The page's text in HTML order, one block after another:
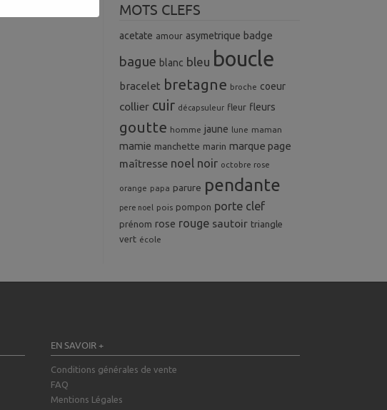
MOTS CLEFS
acetate amour asymetrique badge
bague blanc bleu boucle
bracelet bretagne broche coeur
collier cuir décapsuleur fleur fleurs
goutte homme jaune lune maman
mamie manchette marin marque page
maîtresse noel noir octobre rose
orange papa parure pendante
pere noel pois pompon porte clef
prénom rose rouge sautoir triangle
vert école
EN SAVOIR +
Conditions générales de vente
FAQ
Mentions Légales